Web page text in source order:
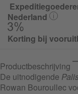
Nederland
Korting bij
Productbeschrijving
De uitnodigende
Rowan Bouroullec